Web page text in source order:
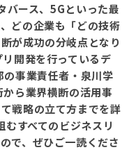
バース、5Gといった最
どの企業も「どの技術
が成功の分岐点となり
開発を行っているデ
事業責任者・泉川学
ら業界横断の活用事
戦略の立て方までを詳
むすべてのビジネスリ
で、ぜひご一読くださ